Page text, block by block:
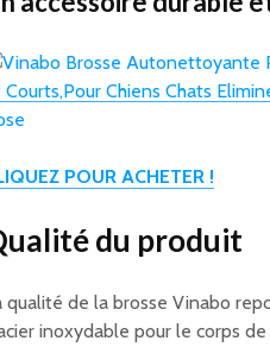
POUR ACHETER !
du produit
qualité de la brosse Vinabo
inoxydable pour le corps